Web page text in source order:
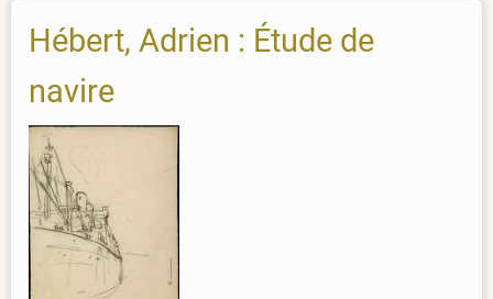
Hébert, Adrien : Étude de
navire